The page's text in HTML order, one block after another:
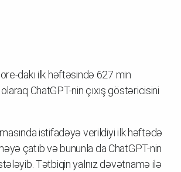
dakı ilk həftəsində 627 min
ChatGPT-nin çıxış göstəricisini
istifadəyə verildiyi ilk həftədə
çatıb və bununla da ChatGPT-nin
Tətbiqin yalnız dəvətnamə ilə